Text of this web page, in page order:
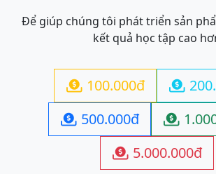
Để giúp chúng tôi phát triển sản
kết quả học tập cao
 100.000đ 
 500.000đ 
 5.000.000đ